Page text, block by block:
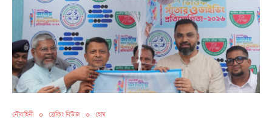
নৌবাহিনী ব্রেকিং নিউজ হোম